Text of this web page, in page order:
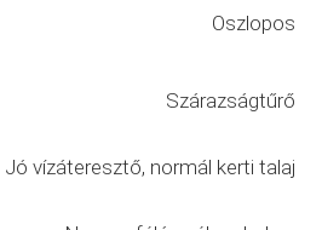
Oszlopos
Szárazságtűrő
Jó vízáteresztő, normál kerti talaj